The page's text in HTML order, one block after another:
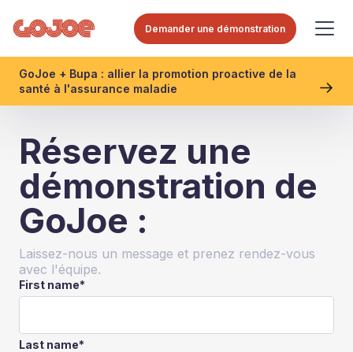
Demander une démonstration
GoJoe + Bupa : allier la promotion proactive de la
santé à l'assurance maladie
Réservez une
démonstration de
GoJoe :
Laissez-nous un message et prenez rendez-vous
avec l'équipe.
First name*
Last name*